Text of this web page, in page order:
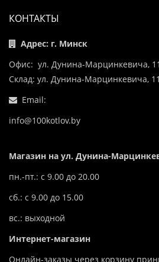
КОНТАКТЫ
Адрес: г. Минск
Офис: ул. Дунина-Марцинкевича, 11
Склад: ул. Дунина-Марцинкевича, 11
Email:
info@100kotlov.by
Магазин на ул. Дунина-
пн.-пт.: с 9.00 до 20.00
сб.: с 9.00 до 15.00
вс.: выходной
Интернет-магазин
Онлайн-заказы через корзину